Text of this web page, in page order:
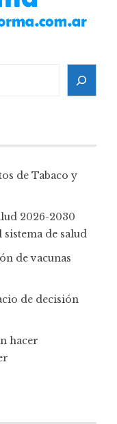
de Tabaco y
2026-2030
de salud
de vacunas
de decisión
hacer